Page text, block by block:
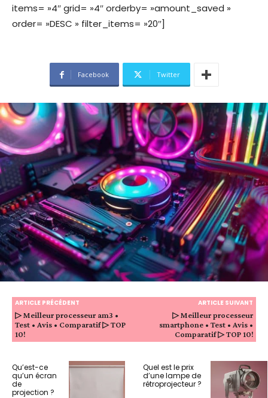
items= »4″ grid= »4″ orderby= »amount_saved »
order= »DESC » filter_items= »20″]
Facebook Twitter
ARTICLE PRÉCÉDENT
▷ Meilleur processeur am3 •
Test • Avis • Comparatif ▷ TOP
10!
ARTICLE SUIVANT
▷ Meilleur processeur
smartphone • Test • Avis •
Comparatif ▷ TOP 10!
Qu’est-ce
qu’un écran
de
projection ?
Quel est le prix
d’une lampe de
rétroprojecteur ?